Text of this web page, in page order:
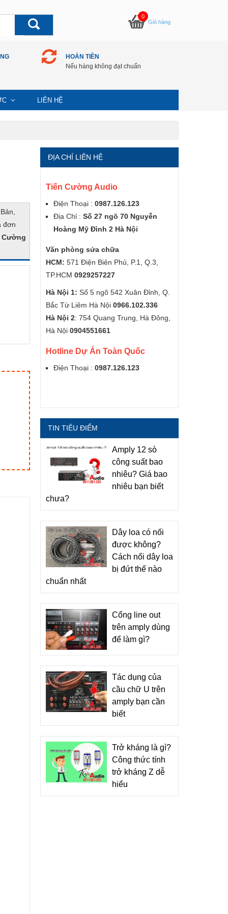
0
Giỏ hàng
HOÀN TIỀN
Nếu hàng không đạt chuẩn
LIÊN HỆ
đơn
Cường
ĐỊA CHỈ LIÊN HỆ
Tiến Cường Audio
Điện Thoại : 0987.126.123
Địa Chỉ : Số 27 ngõ 70 Nguyễn
Hoàng Mỹ Đình 2 Hà Nội
Văn phòng sửa chữa
HCM: 571 Điện Biên Phủ, P.1, Q.3,
TP.HCM 0929257227
Hà Nội 1: Số 5 ngõ 542 Xuân Đỉnh, Q.
Bắc Từ Liêm Hà Nội 0966.102.336
Hà Nội 2: 754 Quang Trung, Hà Đông,
Hà Nội 0904551661
Hotline Dự Án Toàn Quốc
Điện Thoại : 0987.126.123
TIN TIÊU ĐIỂM
Amply 12 sò
công suất bao
nhiêu? Giá bao
nhiêu bạn biết
chưa?
Dây loa có nối
được không?
Cách nối dây loa
bị đứt thế nào
chuẩn nhất
Cổng line out
trên amply dùng
để làm gì?
Tác dụng của
cầu chữ U trên
amply bạn cần
biết
Trở kháng là gì?
Công thức tính
trở kháng Z dễ
hiểu